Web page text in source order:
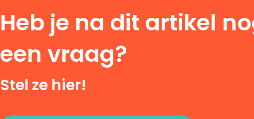
Heb je na dit artikel
een vraag?
Stel ze hier!